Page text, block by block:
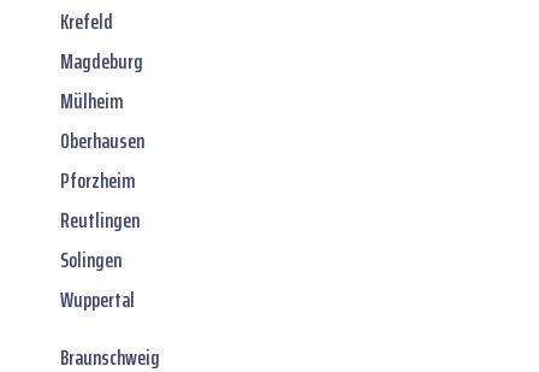
Krefeld
Magdeburg
Mülheim
Oberhausen
Pforzheim
Reutlingen
Solingen
Wuppertal
Braunschweig